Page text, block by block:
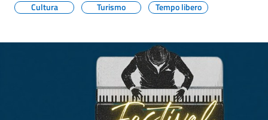
o
Cultura Turismo Tempo libero